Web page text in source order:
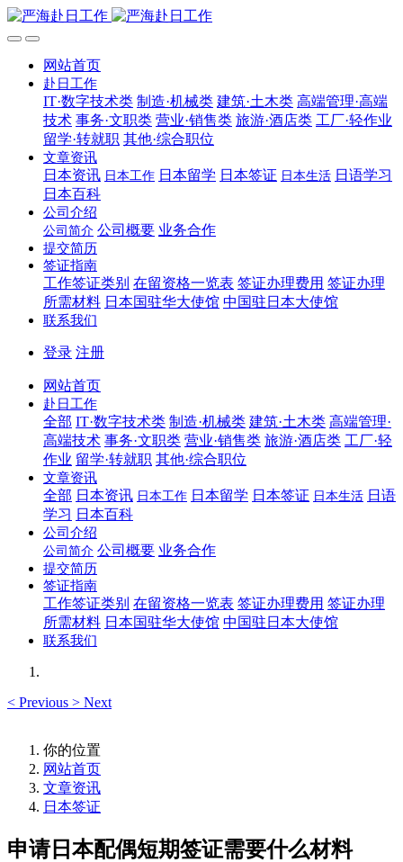
网站首页
赴日工作
IT·数字技术类 制造·机械类 建筑·土木类 高端管理·高端
技术 事务·文职类 营业·销售类 旅游·酒店类 工厂·轻作业
留学·转就职 其他·综合职位
文章资讯
日本资讯 日本工作 日本留学 日本签证 日本生活 日语学习
日本百科
公司介绍
公司简介 公司概要 业务合作
提交简历
签证指南
工作签证类别 在留资格一览表 签证办理费用 签证办理
所需材料 日本国驻华大使馆 中国驻日本大使馆
联系我们
登录 注册
网站首页
赴日工作
全部 IT·数字技术类 制造·机械类 建筑·土木类 高端管理·
高端技术 事务·文职类 营业·销售类 旅游·酒店类 工厂·轻
作业 留学·转就职 其他·综合职位
文章资讯
全部 日本资讯 日本工作 日本留学 日本签证 日本生活 日语
学习 日本百科
公司介绍
公司简介 公司概要 业务合作
提交简历
签证指南
工作签证类别 在留资格一览表 签证办理费用 签证办理
所需材料 日本国驻华大使馆 中国驻日本大使馆
联系我们
< Previous > Next
你的位置
网站首页
文章资讯
日本签证
申请日本配偶短期签证需要什么材料